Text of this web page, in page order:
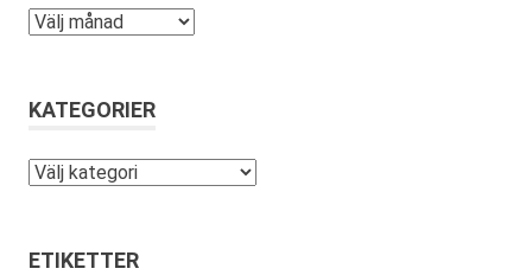
Arkiv
KATEGORIER
Kategorier
ETIKETTER